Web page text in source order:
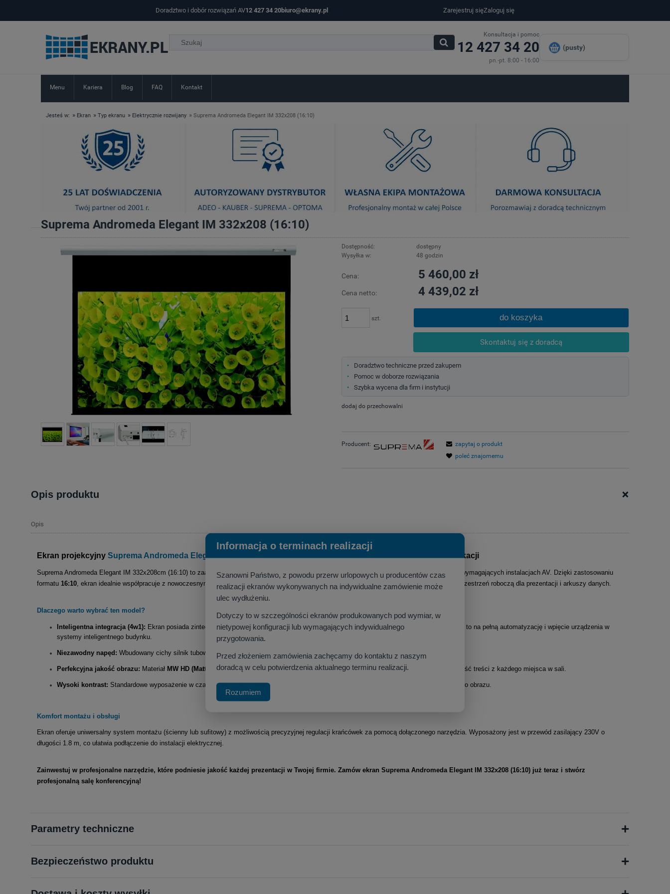
Doradztwo i dobór rozwiązań AV12 427 34 20biuro@ekrany.pl Zarejestruj sięZaloguj się
Konsultacja i pomoc
12 427 34 20
pn.-pt. 8:00 - 16:00
(pusty)
Menu Kariera Blog FAQ Kontakt
Jesteś w: » Ekran » Typ ekranu » Elektrycznie rozwijany » Suprema Andromeda Elegant IM 332x208 (16:10)
Suprema Andromeda Elegant IM 332x208 (16:10)
Dostępność:
dostępny
Wysyłka w:
48 godzin
Cena: 5 460,00 zł
Cena netto: 4 439,02 zł
szt. do koszyka
Skontaktuj się z doradcą
Doradztwo techniczne przed zakupem
Pomoc w doborze rozwiązania
Szybka wycena dla firm i instytucji
dodaj do przechowalni
Producent:
zapytaj o produkt
poleć znajomemu
Opis produktu +
Opis
Ekran projekcyjny Suprema Andromeda Elegant IM 332x208 (16:10) rofesjonalne rozwiązanie dla biznesu i edukacji
Suprema Andromeda Elegant IM 332x208cm (16:10) to zaawansowanyelektryczny ekran projekcyjnyz linii Premium, zaprojektowany z myślą o wymagających instalacjach AV. Dzięki zastosowaniu
formatu 16:10 , ekran idealnie współpracuje z nowoczesnymi projektorami biznesowymi o rozdzielczościach WXGA i WUXGA, oferując optymalną przestrzeń roboczą dla prezentacji i arkuszy danych.
Dlaczego warto wybrać ten model?
Inteligentna integracja (4w1): Ekran posiada zintegrowane sterowanie obsługujące standardy IR, RF, RS232/485 oraz Dry Contact
Pozwala to na pełną automatyzację i wpięcie urządzenia w
systemy inteligentnego budynku
Niezawodny napęd: Wbudowany cichy silnik tubowy gwarantuje dyskretną pracę, co jest kluczowe w profesjonalnym środowisku biurowym
Perfekcyjna jakość obrazu: Materiał MW HD (Matt White HD)o współczynniku Gain 1.0 i kącie widzenia 160° zapewnia doskonałą czytelność treści z każdego miejsca w sali
Wysoki kontrast: Standardowe wyposażenie w czarne ramki boczne oraz czarny pas górny (TOP) optycznie poprawia kontrast wyświetlanego obrazu
Komfort montażu i obsługi
Ekran oferuje uniwersalny system montażu (ścienny lub sufitowy) z możliwością precyzyjnej regulacji krańcówek za pomocą dołączonego narzędzia Wyposażony jest w przewód zasilający 230V o
długości 1.8 m, co ułatwia podłączenie do instalacji elektrycznej
Zainwestuj w profesjonalne narzędzie, które podniesie jakość każdej prezentacji w Twojej firmie. Zamów ekran Suprema Andromeda Elegant IM 332x208 (16:10) już teraz i stwórz
profesjonalną salę konferencyjną!
Parametry techniczne +
Bezpieczeństwo produktu +
Informacja o terminach realizacji
Szanowni Państwo, z powodu przerw urlopowych u producentów czas
realizacji ekranów wykonywanych na indywidualne zamówienie może
ulec wydłużeniu.
Dotyczy to w szczególności ekranów produkowanych pod wymiar, w
nietypowej konfiguracji lub wymagających indywidualnego
przygotowania.
Przed złożeniem zamówienia zachęcamy do kontaktu z naszym
doradcą w celu potwierdzenia aktualnego terminu realizacji.
Rozumiem